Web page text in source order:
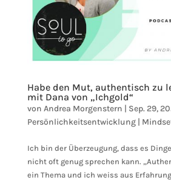
Habe den Mut, authentisch zu
mit Dana von „Ichgold“
von Andrea Morgenstern | Sep. 29,
Persönlichkeitsentwicklung |
Ich bin der Überzeugung, dass es
nicht oft genug sprechen kann.
ein Thema und ich weiss aus